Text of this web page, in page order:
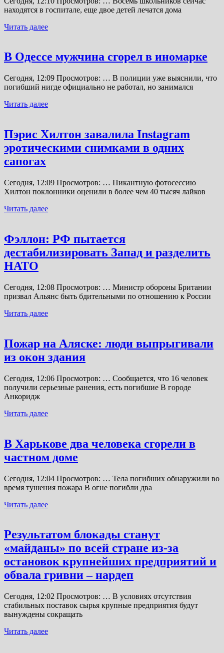
находятся в госпитале, еще двое детей лечатся дома
Читать далее
В Одессе мужчина сгорел в иномарке
Сегодня, 12:09 Просмотров: … В полиции уже выяснили, что
погибший нигде официально не работал, но занимался
Читать далее
Пэрис Хилтон завалила Instagram
эротическими снимками в одних
сапогах
Сегодня, 12:09 Просмотров: … Пикантную фотосессию
Хилтон поклонники оценили в более чем 40 тысяч лайков
Читать далее
Фэллон: РФ пытается
дестабилизировать Запад и разделить
НАТО
Сегодня, 12:08 Просмотров: … Министр обороны Британии
призвал Альянс быть бдительными по отношению к России
Читать далее
Пожар на Аляске: люди выпрыгивали
из окон здания
Сегодня, 12:06 Просмотров: … Сообщается, что 16 человек
получили серьезные ранения, есть погибшие В городе
Анкоридж
Читать далее
В Харькове два человека сгорели в
частном доме
Сегодня, 12:04 Просмотров: … Тела погибших обнаружили во
время тушения пожара В огне погибли два
Читать далее
Результатом блокады станут
«майданы» по всей стране из-за
остановок крупнейших предприятий и
обвала гривни – нардеп
Сегодня, 12:02 Просмотров: … В условиях отсутствия
стабильных поставок сырья крупные предприятия будут
вынуждены сокращать
Читать далее